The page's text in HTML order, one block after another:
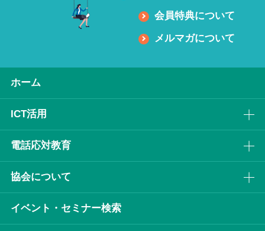
会員特典について
メルマガについて
ホーム
ICT活⽤
電話応対教育
協会について
イベント・セミナー検索